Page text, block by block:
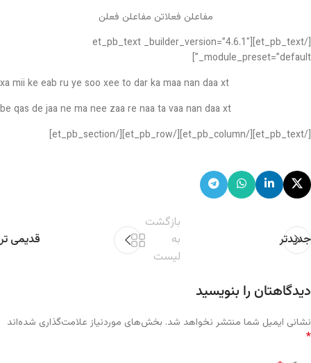
مفاعلن فعلاتن مفاعلن فعلن
[/et_pb_text][et_pb_text _builder_version=”4.6.1″
_module_preset=”default”]
xa mii ke eab ru ye soo xee to dar ka maa nan daa xt
be qas de jaa ne ma nee zaa re naa ta vaa nan daa xt
[/et_pb_text][/et_pb_column][/et_pb_row][/et_pb_section]
جدیدتر
بازگشت
به
لیست
قدیمی تر
دیدگاهتان را بنویسید
نشانی ایمیل شما منتشر نخواهد شد. بخش‌های موردنیاز علامت‌گذاری شده‌اند
*